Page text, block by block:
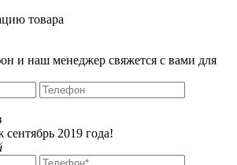
товара
и наш менеджер свяжется с вами для
сентябрь 2019 года!